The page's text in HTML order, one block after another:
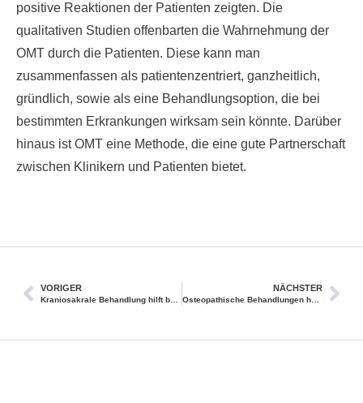
positive Reaktionen der Patienten zeigten. Die
qualitativen Studien offenbarten die Wahrnehmung der
OMT durch die Patienten. Diese kann man
zusammenfassen als patientenzentriert, ganzheitlich,
gründlich, sowie als eine Behandlungsoption, die bei
bestimmten Erkrankungen wirksam sein könnte. Darüber
hinaus ist OMT eine Methode, die eine gute Partnerschaft
zwischen Klinikern und Patienten bietet.
VORIGER
Kraniosakrale Behandlung hilft bei chronischem Schmerz
NÄCHSTER
Osteopathische Behandlungen helfen Frühgeborenen